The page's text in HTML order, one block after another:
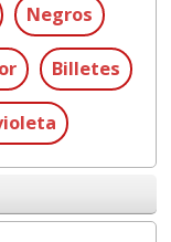
Negros
Billetes